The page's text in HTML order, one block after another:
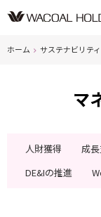
ホーム サステナビリティ
マ
人財獲得 成
DE&Iの推進